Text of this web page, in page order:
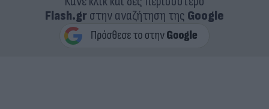
Flash.grστην αναζήτηση της Google